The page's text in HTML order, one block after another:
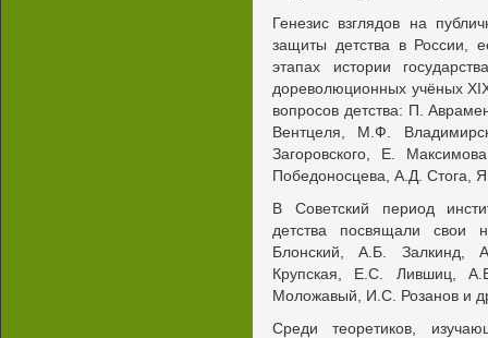
Генезис взглядов на
защиты детства в России,
этапах истории
дореволюционных учёных
вопросов детства: П.
Вентцеля, М.Ф.
Загоровского, Е.
Победоносцева, А.Д. Стога,
В Советский период
детства посвящали свои
Блонский, А.Б. Залкинд,
Крупская, Е.С. Лившиц,
Моложавый, И.С. Розанов и
Среди теоретиков,